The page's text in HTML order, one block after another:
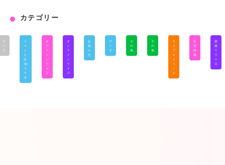
カテゴリー
す
べ
て
イ
ベ
ン
ト
出
演/
コ
ラ
ボ
オ
フ
ラ
イ
ン
ラ
イ
ブ
オ
ン
ラ
イ
ン
ラ
イ
ブ
お
知
ら
せ
グ
ッ
ズ
そ
の
他
そ
の
他
ラ
イ
ブ
＆
イ
ベ
ン
ト
出
演
情
報
楽
曲
リ
リ
ー
ス